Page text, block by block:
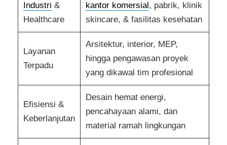
Industri &
Healthcare
kantor komersial , pabrik, klinik
skincare, & fasilitas kesehatan
Layanan
Terpadu
Arsitektur, interior, MEP,
hingga pengawasan proyek
yang dikawal tim profesional
Efisiensi &
Keberlanjutan
Desain hemat energi,
pencahayaan alami, dan
material ramah lingkungan